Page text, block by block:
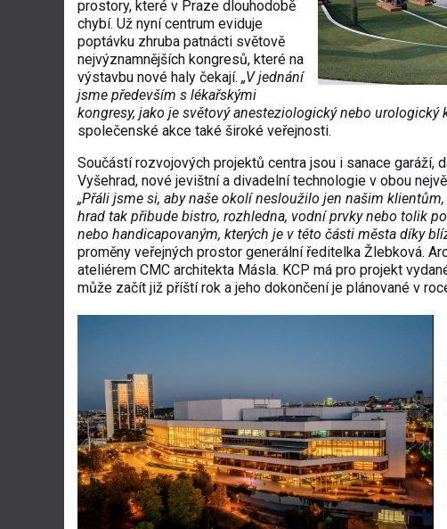
prostory, které v Praze dlouhodobě
chybí. Už nyní centrum eviduje
poptávku zhruba patnácti světově
nejvýznamnějších kongresů, které na
výstavbu nové haly čekají. „V jednání
jsme především s lékařskými
kongresy, jako je světový anesteziologický nebo urologický
společenské akce také široké veřejnosti.
Součástí rozvojových projektů centra jsou i sanace garáží,
Vyšehrad, nové jevištní a divadelní technologie v obou nejv
„Přáli jsme si, aby naše okolí nesloužilo jen našim klientům,
hrad tak přibude bistro, rozhledna, vodní prvky nebo tolik
nebo handicapovaným, kterých je v této části města díky
proměny veřejných prostor generální ředitelka Žlebková.
ateliérem CMC architekta Másla. KCP má pro projekt
může začít již příští rok a jeho dokončení je plánované v